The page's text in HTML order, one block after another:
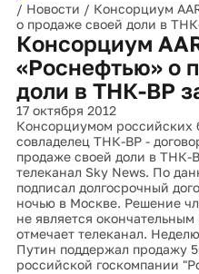
/ Новости / Консорциум
о продаже своей доли в
Консорциум
«Роснефтью» о
доли в ТНК-BP
17 октября 2012
Консорциумом российских
совладелец ТНК-BP -
продаже своей доли в ТНК-
телеканал Sky News. По
подписал долгосрочный
ночью в Москве. Решение
не является
отмечает телеканал.
Путин поддержал продажу
российской госкомпании